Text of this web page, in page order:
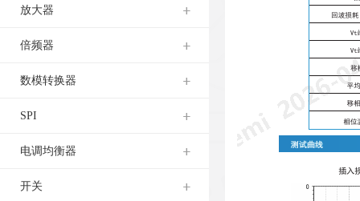
放大器
倍频器
数模转换器
SPI
电调均衡器
开关